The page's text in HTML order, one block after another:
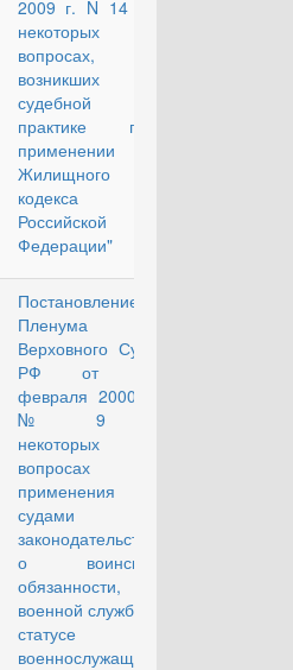
2009 г. N 14 "О
некоторых
вопросах,
возникших в
судебной
практике при
применении
Жилищного
кодекса
Российской
Федерации"
Постановление
Пленума
Верховного Суда
РФ от 14
февраля 2000 г.
№ 9 "О
некоторых
вопросах
применения
судами
законодательства
о воинской
обязанности,
военной службе и
статусе
военнослужащих"